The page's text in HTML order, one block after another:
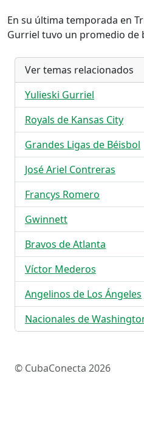
En su última temporada en
Gurriel tuvo un promedio de
Ver temas relacionados
Yulieski Gurriel
Royals de Kansas City
Grandes Ligas de Béisbol
José Ariel Contreras
Francys Romero
Gwinnett
Bravos de Atlanta
Víctor Mederos
Angelinos de Los Ángeles
Nacionales de
© CubaConecta 2026